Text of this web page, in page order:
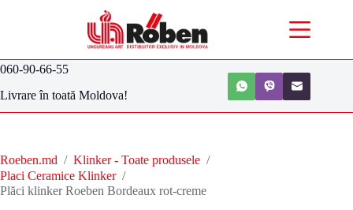
060-90-66-55
Livrare în toată Moldova!
Roeben.md / Klinker - Toate produsele /
Placi Ceramice Klinker /
Plăci klinker Roeben Bordeaux rot-creme